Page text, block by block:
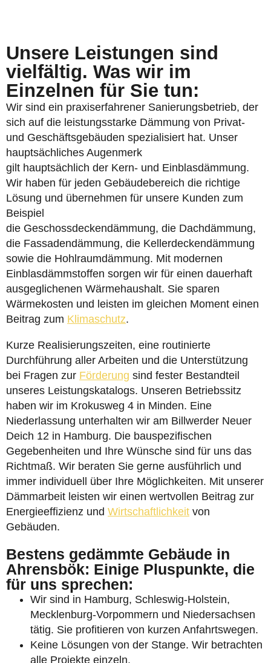
Unsere Leistungen sind
vielfältig. Was wir im
Einzelnen für Sie tun:
Wir sind ein praxiserfahrener Sanierungsbetrieb, der
sich auf die leistungsstarke Dämmung von Privat-
und Geschäftsgebäuden spezialisiert hat. Unser
hauptsächliches Augenmerk
gilt hauptsächlich der Kern- und Einblasdämmung.
Wir haben für jeden Gebäudebereich die richtige
Lösung und übernehmen für unsere Kunden zum
Beispiel
die Geschossdeckendämmung, die Dachdämmung,
die Fassadendämmung, die Kellerdeckendämmung
sowie die Hohlraumdämmung. Mit modernen
Einblasdämmstoffen sorgen wir für einen dauerhaft
ausgeglichenen Wärmehaushalt. Sie sparen
Wärmekosten und leisten im gleichen Moment einen
Beitrag zum Klimaschutz.
Kurze Realisierungszeiten, eine routinierte
Durchführung aller Arbeiten und die Unterstützung
bei Fragen zur Förderung sind fester Bestandteil
unseres Leistungskatalogs. Unseren Betriebssitz
haben wir im Krokusweg 4 in Minden. Eine
Niederlassung unterhalten wir am Billwerder Neuer
Deich 12 in Hamburg. Die bauspezifischen
Gegebenheiten und Ihre Wünsche sind für uns das
Richtmaß. Wir beraten Sie gerne ausführlich und
immer individuell über Ihre Möglichkeiten. Mit unserer
Dämmarbeit leisten wir einen wertvollen Beitrag zur
Energieeffizienz und Wirtschaftlichkeit von
Gebäuden.
Bestens gedämmte Gebäude in
Ahrensbök: Einige Pluspunkte, die
für uns sprechen:
Wir sind in Hamburg, Schleswig-Holstein,
Mecklenburg-Vorpommern und Niedersachsen
tätig. Sie profitieren von kurzen Anfahrtswegen.
Keine Lösungen von der Stange. Wir betrachten
alle Projekte einzeln.